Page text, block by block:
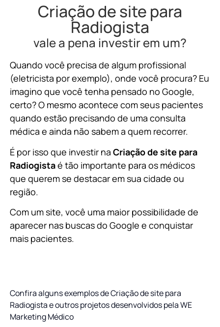
Criação de site para
Radiogista
vale a pena investir em um?
Quando você precisa de algum profissional
(eletricista por exemplo), onde você procura? Eu
imagino que você tenha pensado no Google,
certo? O mesmo acontece com seus pacientes
quando estão precisando de uma consulta
médica e ainda não sabem a quem recorrer.
É por isso que investir na Criação de site para
Radiogistaé tão importante para os médicos
que querem se destacar em sua cidade ou
região.
Com um site, você uma maior possibilidade de
aparecer nas buscas do Google e conquistar
mais pacientes.
Confira alguns exemplos de Criação de site para
Radiogista e outros projetos desenvolvidos pela WE
Marketing Médico